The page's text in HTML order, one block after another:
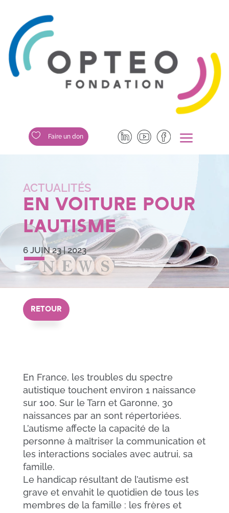
 Faire un don a
EN VOITURE POUR
L’AUTISME
6 JUIN 23|2023
RETOUR
En France, les troubles du spectre
autistique touchent environ 1 naissance
sur 100. Sur le Tarn et Garonne, 30
naissances par an sont répertoriées.
L’autisme affecte la capacité de la
personne à maîtriser la communication et
les interactions sociales avec autrui, sa
famille.
Le handicap résultant de l’autisme est
grave et envahit le quotidien de tous les
membres de la famille : les frères et